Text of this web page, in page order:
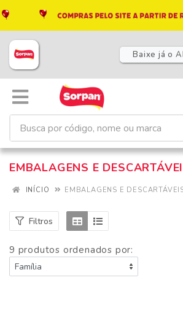
Baixe já o
EMBALAGENS E
INÍCIO EMBALAGENS E
Filtros
9 produtos ordenados por: